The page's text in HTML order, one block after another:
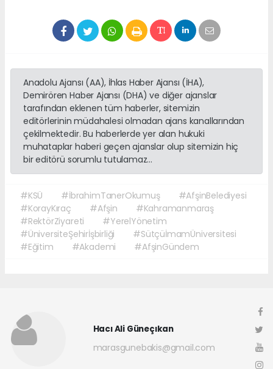
Anadolu Ajansı (AA), İhlas Haber Ajansı (İHA),
Demirören Haber Ajansı (DHA) ve diğer ajanslar
tarafından eklenen tüm haberler, sitemizin
editörlerinin müdahalesi olmadan ajans kanallarından
çekilmektedir. Bu haberlerde yer alan hukuki
muhataplar haberi geçen ajanslar olup sitemizin hiç
bir editörü sorumlu tutulamaz...
#KSÜ #İbrahimTanerOkumuş
#AfşinBelediyesi
#KorayKıraç
#Afşin
#Kahramanmaraş
#RektörZiyareti
#YerelYönetim
#ÜniversiteŞehirİşbirliği
#SütçüİmamÜniversitesi
#Eğitim
#Akademi #AfşinGündem
Hacı Ali Güneçıkan
marasgunebakis@gmail.com